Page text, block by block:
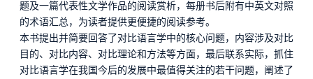
题及一篇代表性文学作品的阅读赏析，每册书后附有中英文对照
的术语汇总，为读者提供更便捷的阅读参考。
本书提出并简要回答了对比语言学中的核心问题，内容涉及对比
目的、对比内容、对比理论和方法等方面，最后联系实际，抓住
对比语言学在我国今后的发展中最值得关注的若干问题，阐述了